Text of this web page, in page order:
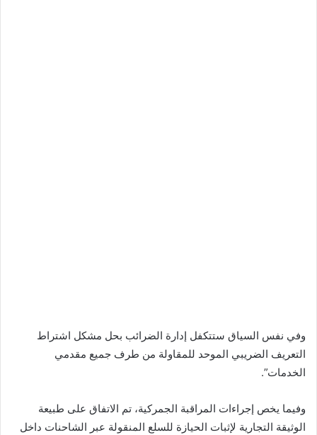
وفي نفس السياق ستتكفل إدارة الضرائب بحل مشكل اشتراط
التعريف الضريبي الموحد للمقاولة من طرف جميع مقدمي
الخدمات”.
وفيما يخص إجراءات المراقبة الجمركية، تم الاتفاق على طبيعة
الوثيقة التجارية لإثبات الحيازة للسلع المنقولة عبر الشاحنات داخل